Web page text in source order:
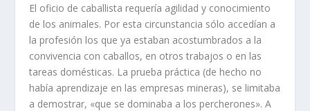
El oficio de caballista requería agilidad y conocimiento
de los animales. Por esta circunstancia sólo accedían a
la profesión los que ya estaban acos­tumbrados a la
convivencia con caballos, en otros trabajos o en las
tareas domésticas. La prueba práctica (de hecho no
había aprendizaje en las em­presas mineras), se limitaba
a demostrar, «que se dominaba a los percherones». A